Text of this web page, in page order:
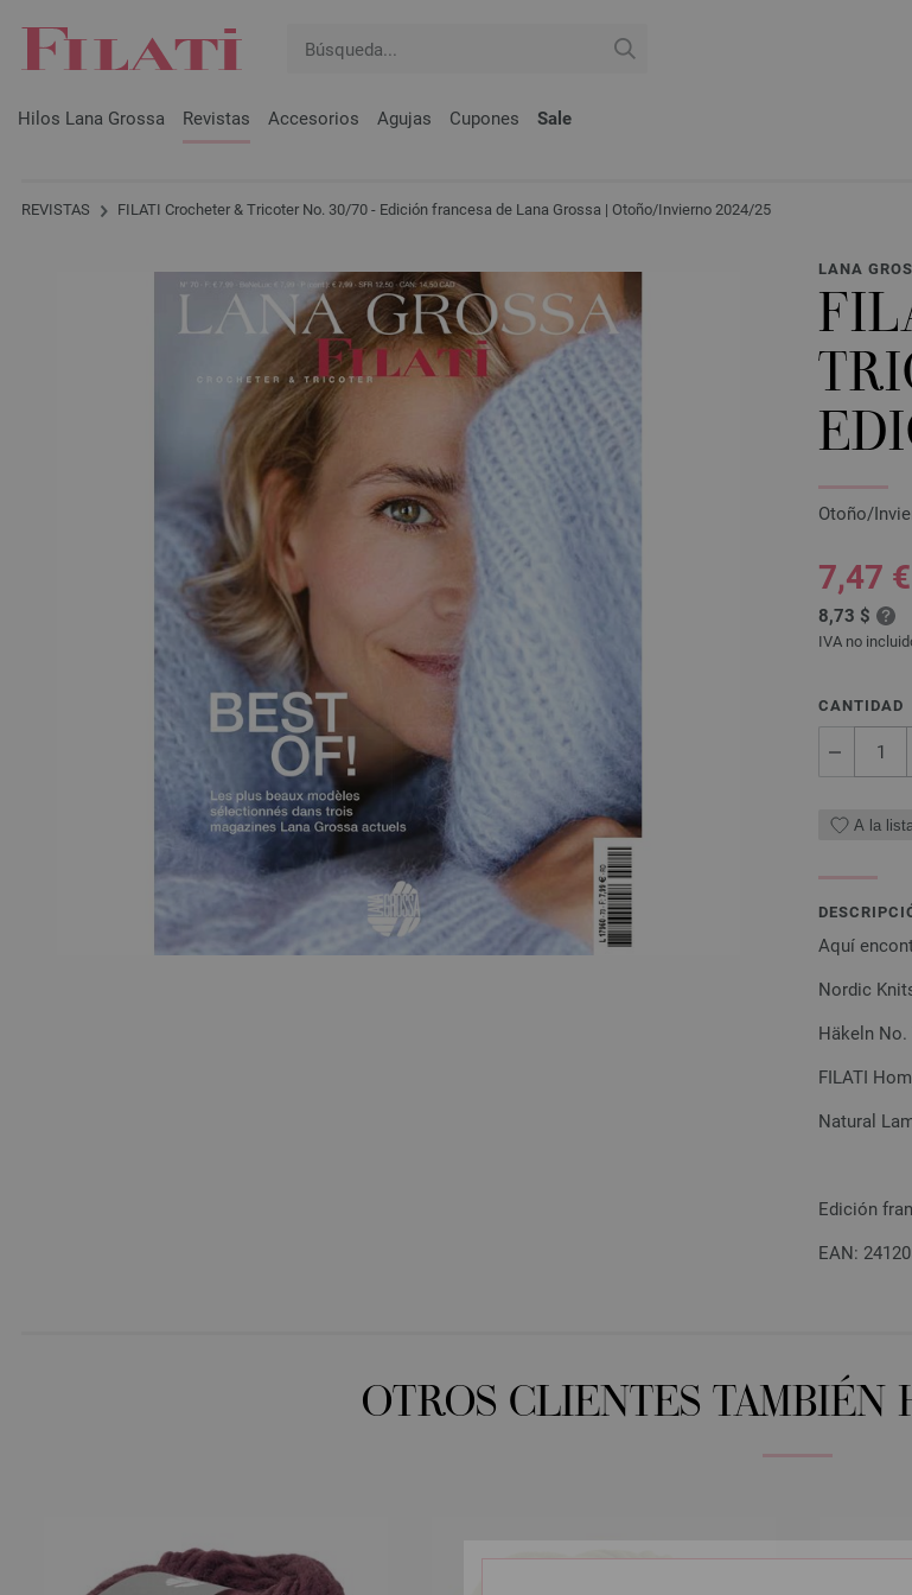
Hilos Lana Grossa Revistas Accesorios Agujas Cupones Sale
REVISTAS FILATI Crocheter & Tricoter No. 30/70 - Edición francesa de Lana Grossa | Otoño/Invierno 2024/25
LANA
Otoño/
7,47 €
8,73 $
IVA no
CANTIDAD
A la
Aquí
Nordic
Häkeln No.
FILATI
Natural
Edición
EAN:
OTROS CLIENTES TAMBIÉN